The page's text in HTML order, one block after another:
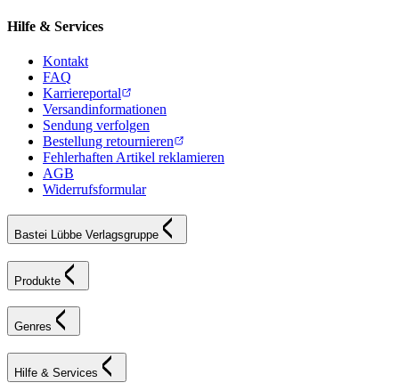
Hilfe & Services
Kontakt
FAQ
Karriereportal
Versandinformationen
Sendung verfolgen
Bestellung retournieren
Fehlerhaften Artikel reklamieren
AGB
Widerrufsformular
Bastei Lübbe Verlagsgruppe
Produkte
Genres
Hilfe & Services